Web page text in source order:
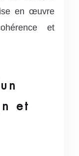
en œuvre
et
et